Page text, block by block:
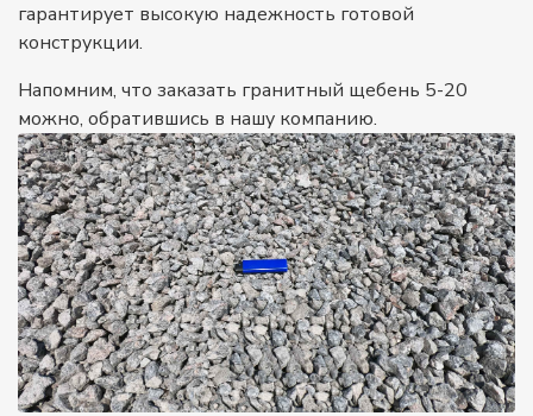
гарантирует высокую надежность готовой
конструкции.
Напомним, что заказать гранитный щебень 5-20
можно, обратившись в нашу компанию.